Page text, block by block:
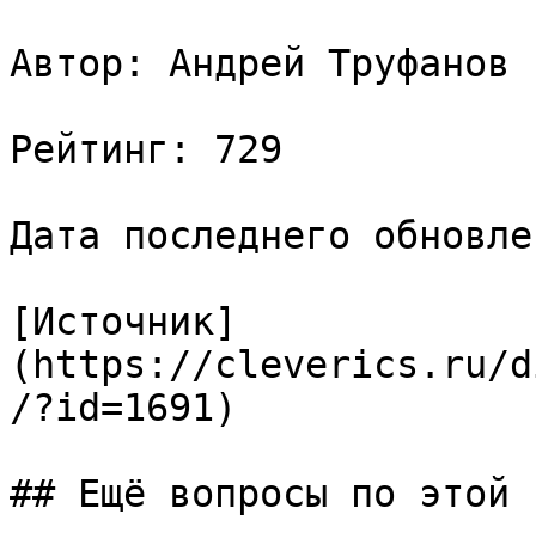
Автор: Андрей Труфанов
Рейтинг: 729
Дата последнего
[Источник]
(https://cleverics.ru/
/?id=1691)
## Ещё вопросы по этой